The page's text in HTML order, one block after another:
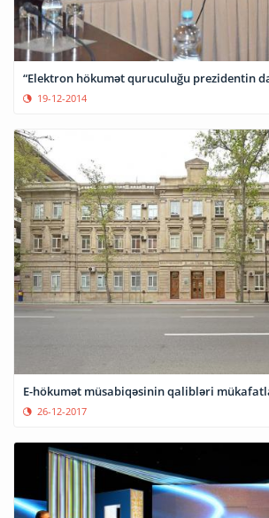
“Elektron hökumət quruculuğu prezidentin
19-12-2014
E-hökumət müsabiqəsinin qalibləri
26-12-2017